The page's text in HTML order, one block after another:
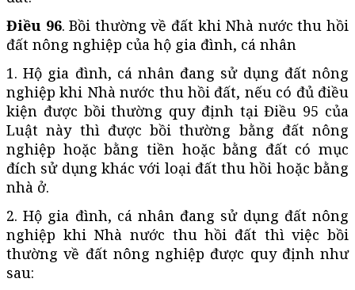
Điều 96. Bồi thường về đất khi Nhà nước thu hồi
đất nông nghiệp của hộ gia đình, cá nhân
1. Hộ gia đình, cá nhân đang sử dụng đất nông
nghiệp khi Nhà nước thu hồi đất, nếu có đủ điều
kiện được bồi thường quy định tại Điều 95 của
Luật này thì được bồi thường bằng đất nông
nghiệp hoặc bằng tiền hoặc bằng đất có mục
đích sử dụng khác với loại đất thu hồi hoặc bằng
nhà ở.
2. Hộ gia đình, cá nhân đang sử dụng đất nông
nghiệp khi Nhà nước thu hồi đất thì việc bồi
thường về đất nông nghiệp được quy định như
sau: